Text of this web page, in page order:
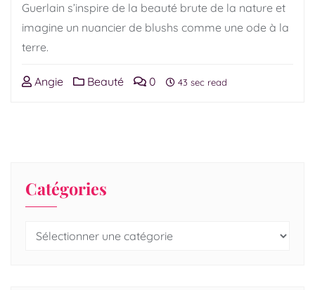
Guerlain s’inspire de la beauté brute de la nature et
imagine un nuancier de blushs comme une ode à la
terre.
Angie Beauté 0 43 sec read
Catégories